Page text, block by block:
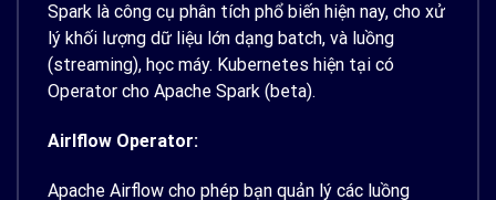
Spark là công cụ phân tích phổ biến hiện nay, cho xử
lý khối lượng dữ liệu lớn dạng batch, và luồng
(streaming), học máy. Kubernetes hiện tại có
Operator cho Apache Spark (beta).
Airlflow Operator:
Apache Airflow cho phép bạn quản lý các luồng